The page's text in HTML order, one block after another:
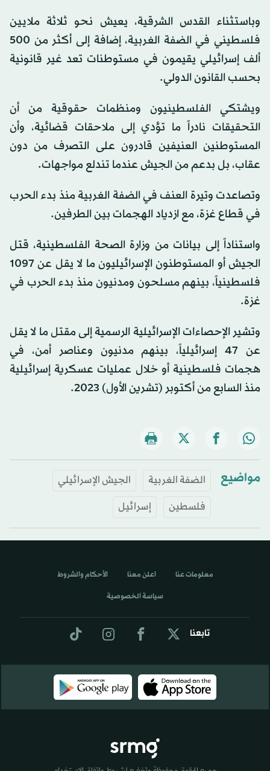
وباستثناء القدس الشرقية، يعيش نحو ثلاثة ملايين
فلسطيني في الضفة الغربية، إضافة إلى أكثر من 500
ألف إسرائيلي يقيمون في مستوطنات تعد غير قانونية
بحسب القانون الدولي.
ويشتكي الفلسطينيون ومنظمات حقوقية من أن
التحقيقات نادراً ما تؤدي إلى ملاحقات قضائية، وأن
المستوطنين العنيفين قادرون على التصرف من دون
عقاب، بل بدعم من الجيش عندما تندلع مواجهات.
وتصاعدت وتيرة العنف في الضفة الغربية منذ بدء الحرب
في قطاع غزة، مع ازدياد الهجمات بين الطرفين.
واستناداً إلى بيانات من وزارة الصحة الفلسطينية، قتل
الجيش أو المستوطنون الإسرائيليون ما لا يقل عن 1097
فلسطينياً، بينهم مسلحون ومدنيون منذ بدء الحرب في
غزة.
وتشير الإحصاءات الإسرائيلية الرسمية إلى مقتل ما لا يقل
عن 47 إسرائيلياً، بينهم مدنيون وعناصر أمن، في
هجمات فلسطينية أو خلال عمليات عسكرية إسرائيلية
منذ السابع من أكتوبر (تشرين الأول) 2023.
مواضيع الضفة الغربية
الجيش الإسرائيلي
فلسطين
إسرائيل
تابعنا
معلومات عنا اعلن معنا الأحكام والشروط
سياسة الخصوصية